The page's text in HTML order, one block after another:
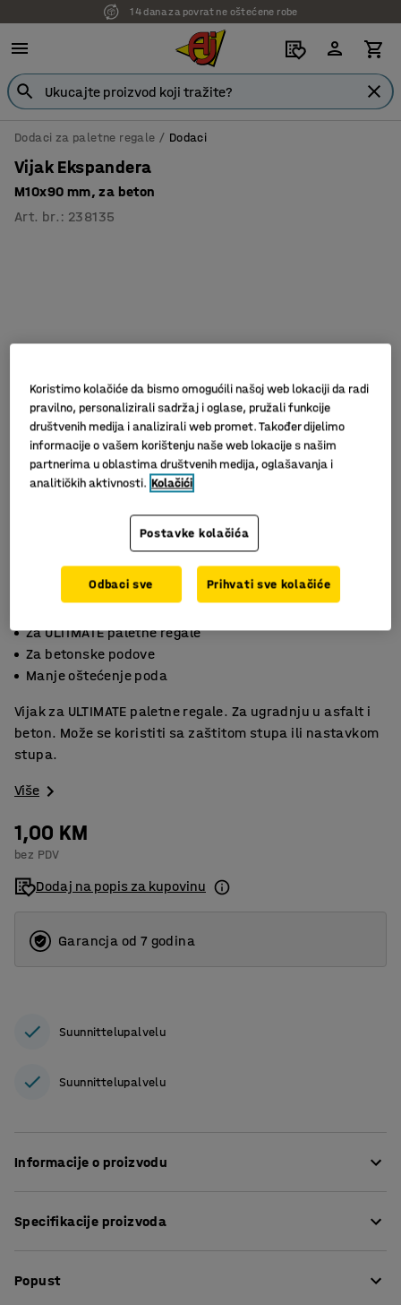
14 dana za povrat ne oštećene robe
Dodaci za paletne regale Dodaci
Vijak Ekspandera
M10x90 mm, za beton
Art. br. : 238135
Slični proizvodi
Za ULTIMATE paletne regale
Za betonske podove
Manje oštećenje poda
Vijak za ULTIMATE paletne regale. Za ugradnju u asfalt i
beton. Može se koristiti sa zaštitom stupa ili nastavkom
stupa.
Više
1,00 KM
bez PDV
Dodaj na popis za kupovinu
Garancja od 7 godina
Suunnittelupalvelu
Suunnittelupalvelu
Informacije o proizvodu
uzrokuje manje oštećenja betonskog poda u slučaju
Specifikacije proizvoda
Promjer
Popust
Koristimo kolačiće da bismo omogućili našoj web lokaciji da radi
pravilno, personalizirali sadržaj i oglase, pružali funkcije
društvenih medija i analizirali web promet. Također dijelimo
informacije o vašem korištenju naše web lokacije s našim
partnerima u oblastima društvenih medija, oglašavanja i
analitičkih aktivnosti. Kolačići
Postavke kolačića
Odbaci sve Prihvati sve kolačiće